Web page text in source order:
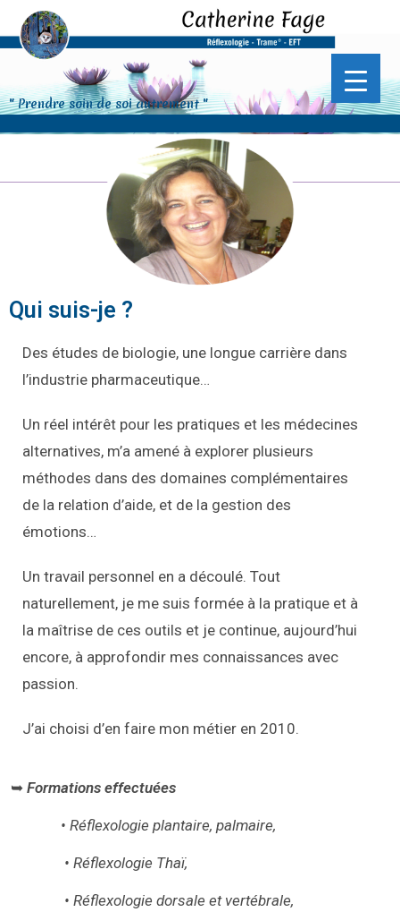
" Prendre soin de soi autrement "
Qui suis-je ?
Des études de biologie, une longue carrière dans
l’industrie pharmaceutique…
Un réel intérêt pour les pratiques et les médecines
alternatives, m’a amené à explorer plusieurs
méthodes dans des domaines complémentaires
de la relation d’aide, et de la gestion des
émotions…
Un travail personnel en a découlé. Tout
naturellement, je me suis formée à la pratique et à
la maîtrise de ces outils et je continue, aujourd’hui
encore, à approfondir mes connaissances avec
passion.
J’ai choisi d’en faire mon métier en 2010.
➥ Formations effectuées
• Réflexologie plantaire, palmaire,
• Réflexologie Thaï,
• Réflexologie dorsale et vertébrale,